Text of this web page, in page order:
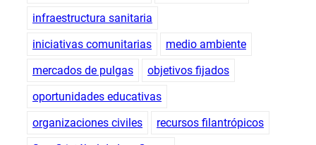
infraestructura sanitaria
iniciativas comunitarias
medio ambiente
mercados de pulgas
objetivos fijados
oportunidades educativas
organizaciones civiles
recursos filantrópicos